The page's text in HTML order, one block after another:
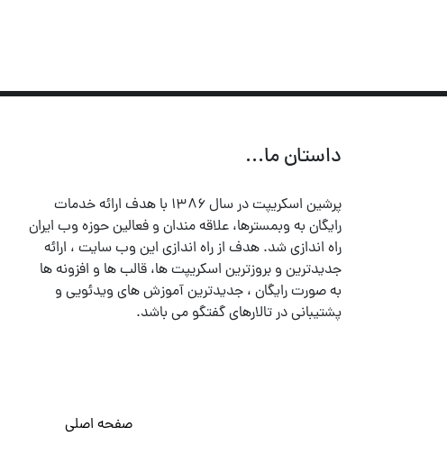
داستان ما...
پرشین اسکریپت در سال ۱۳۸۶ با هدف ارائه خدمات
رایگان به وبمسترها، علاقه مندان و فعالین حوزه وب ایران
راه اندازی شد. هدف از راه اندازی این وب سایت ، ارائه
جدیدترین و بروزترین اسکریپت ها، قالب ها و افزونه ها
به صورت رایگان ، جدیدترین آموزش های ویدئویی و
پشتیبانی در تالارهای گفتگو می باشد.
صفحه اصلی